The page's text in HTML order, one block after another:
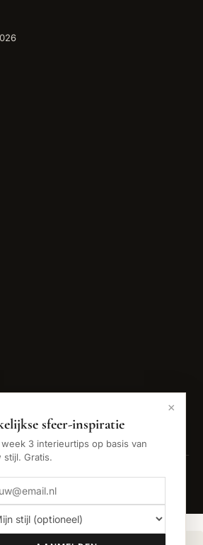
van Backslash B.V. ·
×
sfeer-inspiratie
week 3 interieurtips op basis van
stijl. Gratis.